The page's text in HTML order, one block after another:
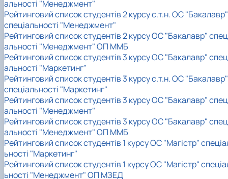
альності "Менеджмент"
Рейтинговий список студентів 2 курсу с.т.н. ОС "Бакалавр"
спеціальності "Менеджмент"
Рейтинговий список студентів 2 курсу ОС "Бакалавр"
альності "Менеджмент" ОП ММБ
Рейтинговий список студентів 3 курсу ОС "Бакалавр"
альності "Маркетинг"
Рейтинговий список студентів 3 курсу с.т.н. ОС "Бакалавр"
спеціальності "Маркетинг"
Рейтинговий список студентів 3 курсу ОС "Бакалавр"
альності "Менеджмент"
Рейтинговий список студентів 3 курсу ОС "Бакалавр"
альності "Менеджмент" ОП ММБ
Рейтинговий список студентів 1 курсу ОС "Магістр"
ьності "Маркетинг"
Рейтинговий список студентів 1 курсу ОС "Магістр"
ьності "Менеджмент" ОП МЗЕД